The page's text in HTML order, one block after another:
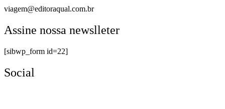
viagem@editoraqual.com.br
Assine nossa newslleter
[sibwp_form id=22]
Social